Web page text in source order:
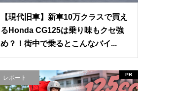
【現代旧車】新車10万クラスで買え
るHonda CG125は乗り味もクセ強
め？！街中で乗るとこんなバイ...
レポート PR